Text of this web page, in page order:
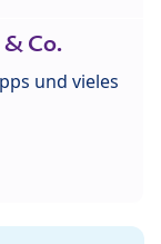
Co.
und vieles